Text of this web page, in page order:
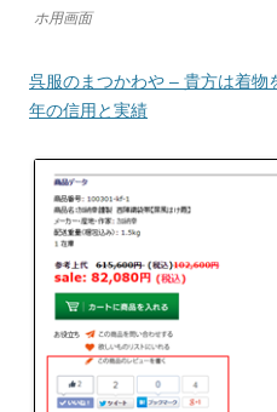
ホ用画面
呉服のまつかわや – 貴方は着
年の信用と実績